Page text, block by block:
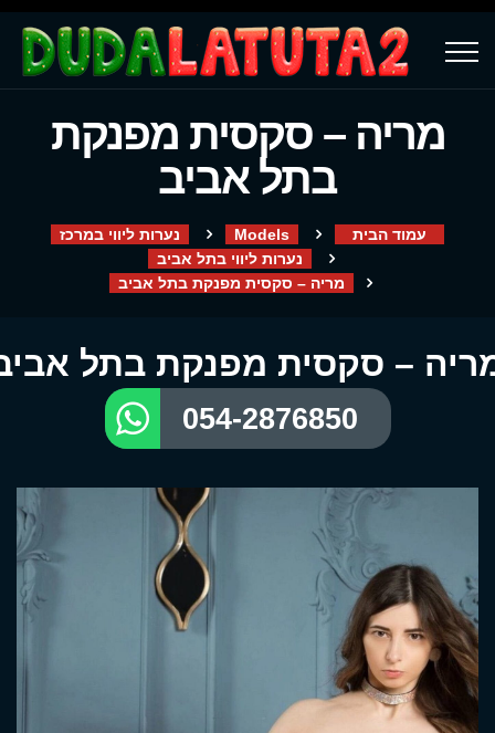
מריה – סקסית מפנקת
בתל אביב
עמוד הבית Models
נערות ליווי במרכז
נערות ליווי בתל אביב
מריה – סקסית מפנקת בתל אביב
– סקסית מפנקת בתל
054-2876850